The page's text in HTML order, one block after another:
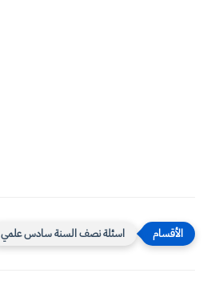
اسئلة نصف السنة سادس علمي